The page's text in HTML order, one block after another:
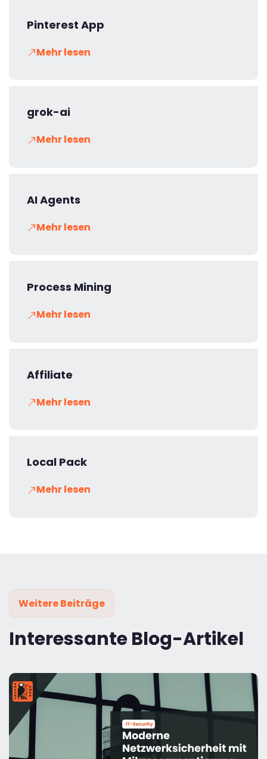
Pinterest App
Mehr lesen
grok-ai
Mehr lesen
AI Agents
Mehr lesen
Process Mining
Mehr lesen
Affiliate
Mehr lesen
Local Pack
Mehr lesen
Weitere Beiträge
Interessante Blog-Artikel